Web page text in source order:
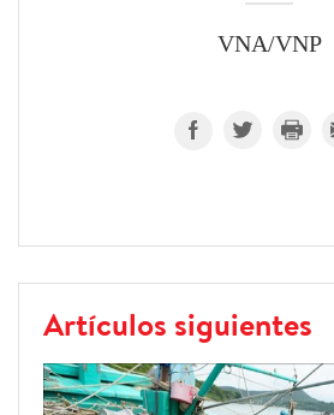
VNA/VNP
Artículos siguientes